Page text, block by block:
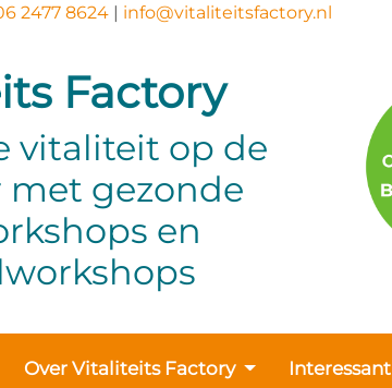
2477 8624 | info@vitaliteitsfactory.nl
Factory
vitaliteit op de
met gezonde
en
Over Vitaliteits Factory Interessant